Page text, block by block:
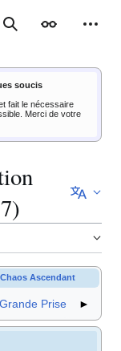
RechercherApparence
soucis
fait le nécessaire
Merci de votre
Ascendant
Prise ►